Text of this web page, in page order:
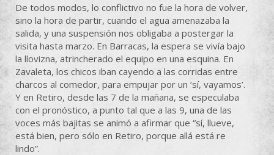
De todos modos, lo conflictivo no fue la hora de volver,
sino la hora de partir, cuando el agua amenazaba la
salida, y una suspensión nos obligaba a postergar la
visita hasta marzo. En Barracas, la espera se vivía bajo
la llovizna, atrincherado el equipo en una esquina. En
Zavaleta, los chicos iban cayendo a las corridas entre
charcos al comedor, para empujar por un ‘sí, vayamos’.
Y en Retiro, desde las 7 de la mañana, se especulaba
con el pronóstico, a punto tal que a las 9, una de las
voces más bajitas se animó a afirmar que “sí, llueve,
está bien, pero sólo en Retiro, porque allá está re
lindo”.